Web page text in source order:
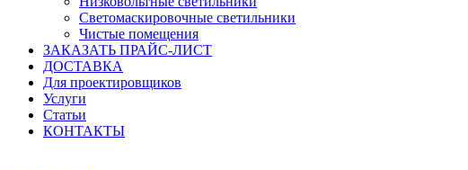
Светомаскировочные светильники
Чистые помещения
ЗАКАЗАТЬ ПРАЙС-ЛИСТ
ДОСТАВКА
Для проектировщиков
Услуги
Статьи
КОНТАКТЫ